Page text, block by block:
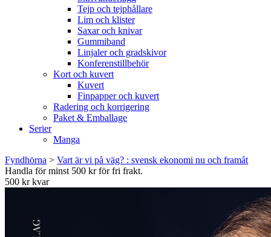
Tejp och tejphållare
Lim och klister
Saxar och knivar
Gummiband
Linjaler och gradskivor
Konferenstillbehör
Kort och kuvert
Kuvert
Finpapper och kuvert
Radering och korrigering
Paket & Emballage
Serier
Manga
Fyndhörna > Vart är vi på väg? : svensk ekonomi nu och framåt
Handla för minst 500 kr för fri frakt.
500 kr kvar